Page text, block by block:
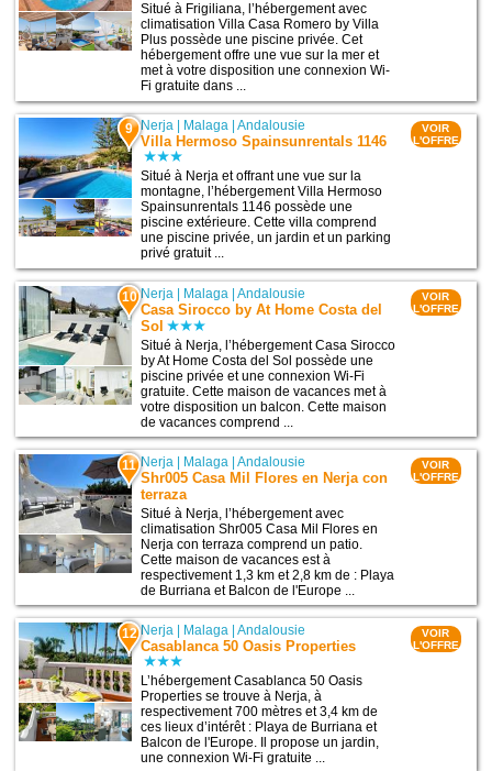
Situé à Frigiliana, l’hébergement avec
climatisation Villa Casa Romero by Villa
Plus possède une piscine privée. Cet
hébergement offre une vue sur la mer et
met à votre disposition une connexion Wi-
Fi gratuite dans ...
9 Nerja Malaga |Andalousie
Villa Hermoso Spainsunrentals 1146
Situé à Nerja et offrant une vue sur la
montagne, l’hébergement Villa Hermoso
Spainsunrentals 1146 possède une
piscine extérieure. Cette villa comprend
une piscine privée, un jardin et un parking
privé gratuit ...
VOIR
L'OFFRE
10 Nerja | Malaga |Andalousie
Casa Sirocco by At Home Costa del
Sol
Situé à Nerja, l’hébergement Casa Sirocco
by At Home Costa del Sol possède une
piscine privée et une connexion Wi-Fi
gratuite. Cette maison de vacances met à
votre disposition un balcon. Cette maison
de vacances comprend ...
VOIR
L'OFFRE
11 Nerja | Malaga |Andalousie
Shr005 Casa Mil Flores en Nerja con
terraza
Situé à Nerja, l’hébergement avec
climatisation Shr005 Casa Mil Flores en
Nerja con terraza comprend un patio.
Cette maison de vacances est à
respectivement 1,3 km et 2,8 km de : Playa
de Burriana et Balcon de l'Europe ...
VOIR
L'OFFRE
12 Nerja | Malaga |Andalousie
Casablanca 50 Oasis Properties
L’hébergement Casablanca 50 Oasis
Properties se trouve à Nerja, à
respectivement 700 mètres et 3,4 km de
ces lieux d’intérêt : Playa de Burriana et
Balcon de l'Europe. Il propose un jardin,
une connexion Wi-Fi gratuite ...
VOIR
L'OFFRE